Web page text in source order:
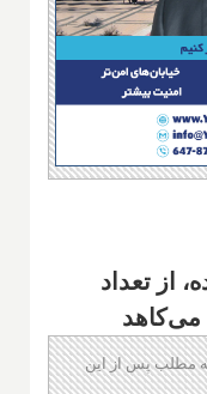
از تعداد
مطلب پس از این